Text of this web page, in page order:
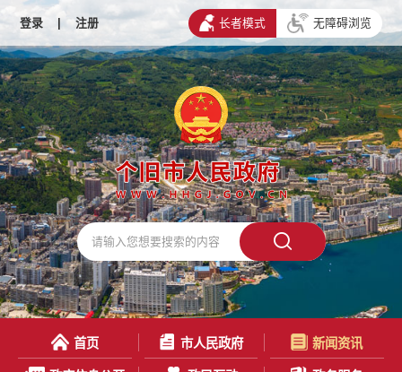
登录 | 注册 长者模式 无障碍浏览
首页 市人民政府 新闻资讯